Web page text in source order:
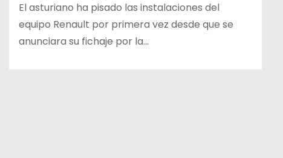
El asturiano ha pisado las instalaciones del
equipo Renault por primera vez desde que se
anunciara su fichaje por la…